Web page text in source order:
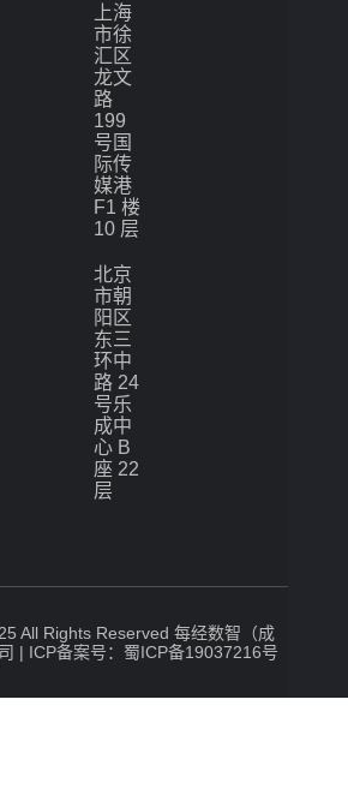
上海
市徐
汇区
龙文
路
199
号国
际传
媒港
F1 楼
10 层
北京
市朝
阳区
东三
环中
路 24
号乐
成中
心 B
座 22
层
All Rights Reserved 每经数智（成
| ICP备案号：蜀ICP备19037216号